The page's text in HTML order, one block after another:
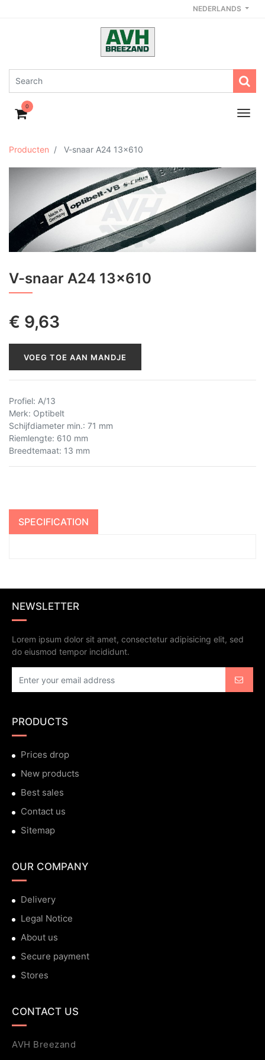
NEDERLANDS
0
Producten V-snaar A24 13x610
V-snaar A24 13x610
€ 9,63
VOEG TOE AAN MANDJE
Profiel: A/13
Merk: Optibelt
Schijfdiameter min.: 71 mm
Riemlengte: 610 mm
Breedtemaat: 13 mm
SPECIFICATION
NEWSLETTER
Lorem ipsum dolor sit amet, consectetur adipisicing elit, sed
do eiusmod tempor incididunt.
PRODUCTS
Prices drop
New products
Best sales
Contact us
Sitemap
OUR COMPANY
Delivery
Legal Notice
About us
Secure payment
Stores
CONTACT US
AVH Breezand